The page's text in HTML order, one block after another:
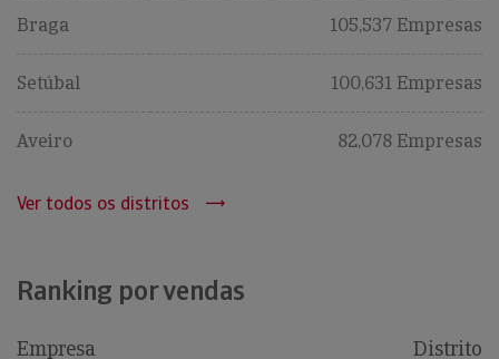
Braga 105,537 Empresas
Setúbal 100,631 Empresas
Aveiro 82,078 Empresas
Ver todos os distritos
Ranking por vendas
Empresa Distrito